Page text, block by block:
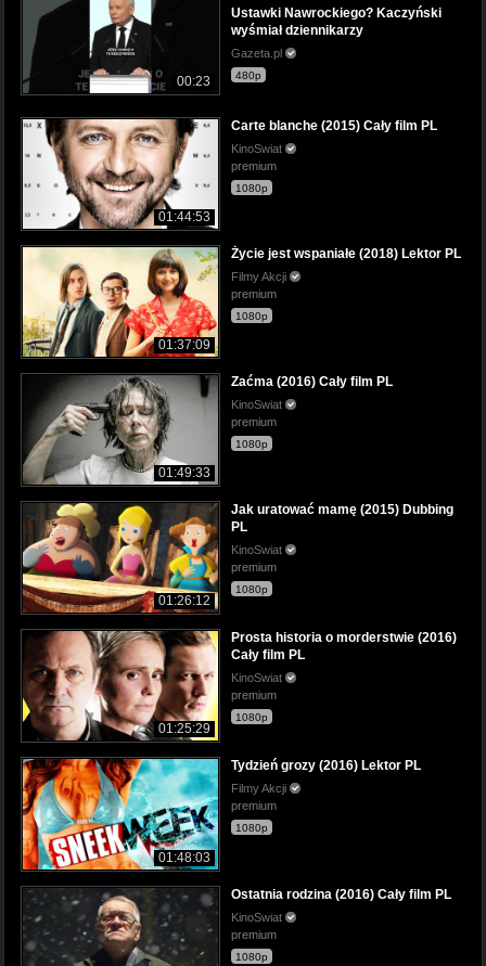
00:23
Ustawki Nawrockiego? Kaczyński
wyśmiał dziennikarzy
Gazeta.pl
480p
01:44:53
Carte blanche (2015) Cały film PL
KinoSwiat
premium
1080p
01:37:09
Życie jest wspaniałe (2018) Lektor PL
Filmy Akcji
premium
1080p
01:49:33
Zaćma (2016) Cały film PL
KinoSwiat
premium
1080p
01:26:12
Jak uratować mamę (2015) Dubbing
PL
KinoSwiat
premium
1080p
01:25:29
Prosta historia o morderstwie (2016)
Cały film PL
KinoSwiat
premium
1080p
01:48:03
Tydzień grozy (2016) Lektor PL
Filmy Akcji
premium
1080p
Ostatnia rodzina (2016) Cały film PL
KinoSwiat
premium
1080p